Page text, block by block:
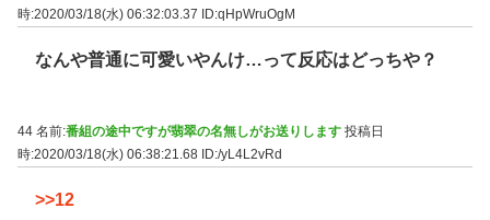
時:2020/03/18(水) 06:32:03.37 ID:qHpWruOgM
なんや普通に可愛いやんけ…って反応はどっちや？
44 名前:番組の途中ですが翡翠の名無しがお送りします 投稿日
時:2020/03/18(水) 06:38:21.68 ID:/yL4L2vRd
>>12